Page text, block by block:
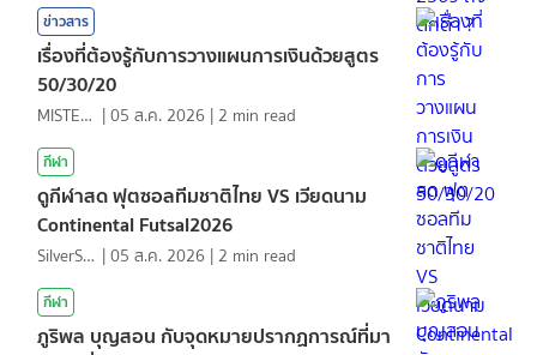
ข่าวสาร
เรื่องที่ต้องรู้กับการวางแผนการเงินด้วยสูตร
50/30/20
MISTER1997 |05 ส.ค. 2026 | 2 min read
กีฬา
ดูกีฬาสด ฟุตซอลทีมชาติไทย VS เวียดนาม
Continental Futsal2026
SilverShark |05 ส.ค. 2026 | 2 min read
กีฬา
ภูริพล บุญสอน กับจุดหมายปรากฏการณ์ที่มา